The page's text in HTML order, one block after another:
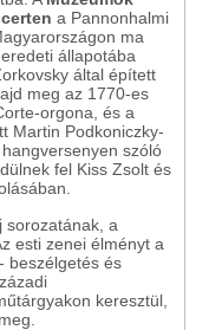
a Pannonhalmi
ma
állapotába
által épített
meg az 1770-es
orgona, és a
Martin Podkoniczky-
szóló
fel Kiss Zsolt és
sorozatának, a
esti zenei élményt a
beszélgetés és
keresztül,